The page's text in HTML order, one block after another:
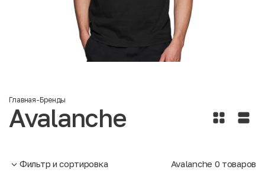
Главная-Бренды
Avalanche
Фильтр и сортировка Avalanche 0 товаров